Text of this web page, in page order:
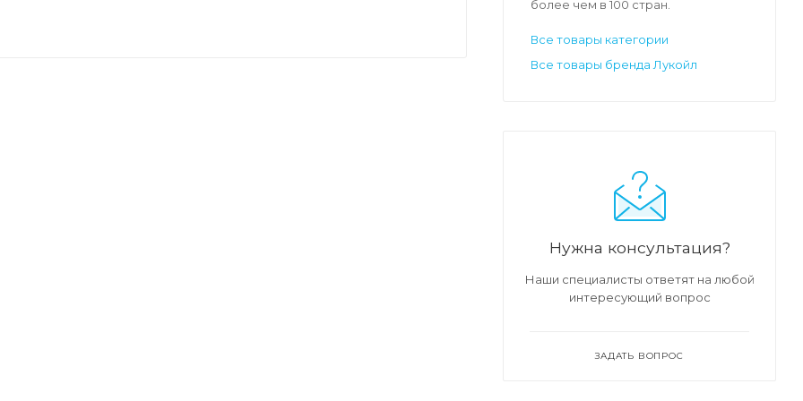
более чем в 100 стран.
Все товары категории
Все товары бренда Лукойл
Нужна консультация?
Наши специалисты ответят на любой
интересующий вопрос
ЗАДАТЬ ВОПРОС